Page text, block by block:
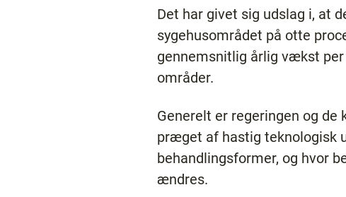
Det har givet sig udslag i, at
sygehusområdet på otte
gennemsnitlig årlig vækst
områder.
Generelt er regeringen og
præget af hastig teknologisk
behandlingsformer, og hvor
ændres.